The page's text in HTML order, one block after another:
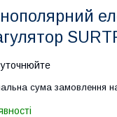
сума замовлення